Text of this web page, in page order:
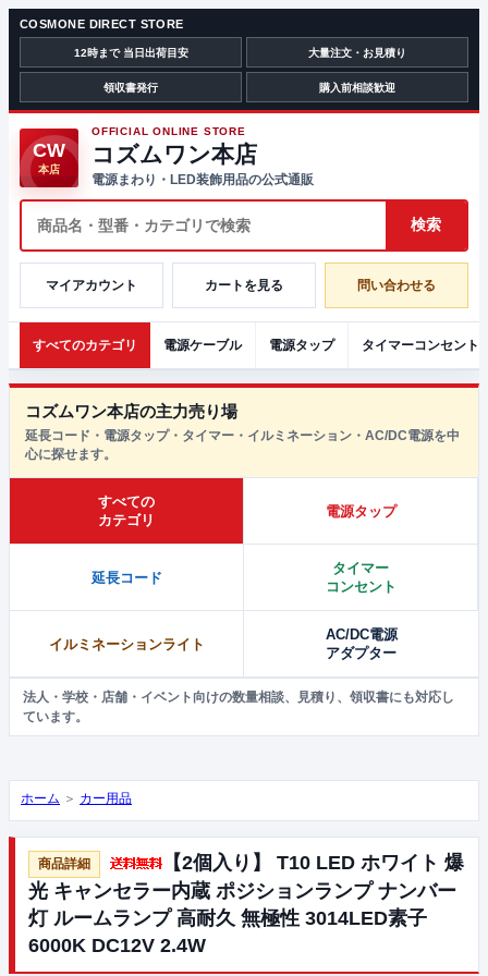
COSMONE DIRECT STORE
12時まで 当日出荷目安 大量注文・お見積り
領収書発行 購入前相談歓迎
CW
本店
OFFICIAL ONLINE STORE
コズムワン本店
電源まわり・LED装飾用品の公式通販
マイアカウント カートを見る 問い合わせる
すべてのカテゴリ 電源ケーブル 電源タップ タイマーコンセント
コズムワン本店の主力売り場
延長コード・電源タップ・タイマー・イルミネーション・AC/DC電源を中
心に探せます。
すべての
カテゴリ
電源タップ
延長コード
タイマー
コンセント
イルミネーションライト
AC/DC電源
アダプター
法人・学校・店舗・イベント向けの数量相談、見積り、領収書にも対応し
ています。
ホーム ＞ カー用品
【2個入り】 T10 LED ホワイト 爆
光 キャンセラー内蔵 ポジションランプ ナンバー
灯 ルームランプ 高耐久 無極性 3014LED素子
6000K DC12V 2.4W